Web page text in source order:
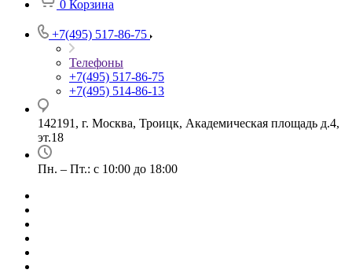
0 Корзина
+7(495) 517-86-75
Телефоны
+7(495) 517-86-75
+7(495) 514-86-13
142191, г. Москва, Троицк, Академическая площадь д.4,
эт.18
Пн. – Пт.: с 10:00 до 18:00